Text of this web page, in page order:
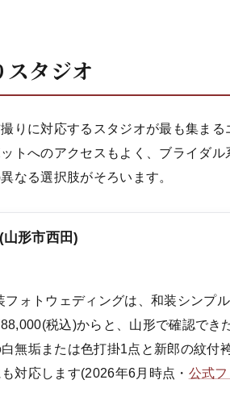
スタジオ
りに対応するスタジオが最も集まる
トへのアクセスもよく、ブライダル
なる選択肢がそろいます。
形市西田)
ォトウェディングは、和装シンプ
税込)からと、山形で確認でき
無垢または色打掛1点と新郎の紋付
対応します(2026年6月時点・ 公式